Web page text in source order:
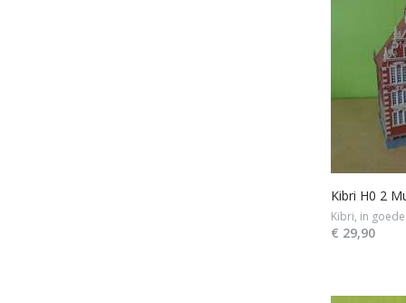
Kibri H0 2
Kibri, in
€ 29,90